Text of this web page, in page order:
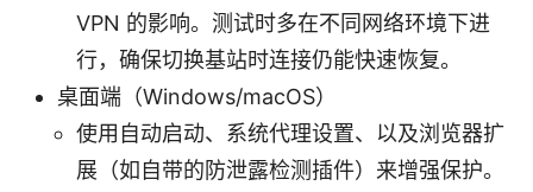
VPN 的影响。测试时多在不同网络环境下进
行，确保切换基站时连接仍能快速恢复。
桌面端（Windows/macOS）
使用自动启动、系统代理设置、以及浏览器扩
展（如自带的防泄露检测插件）来增强保护。